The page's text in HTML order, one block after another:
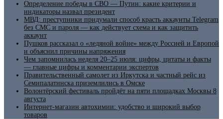
Определение победы в СВО — Путин: какие критерии и
индикаторы назвал президент
МВД: преступники придумали способ красть аккаунты Telegram
без СМС и пароля — как действует схема и как защитить
аккаунт
Пушков рассказал о «ледяной войне» между Россией и Европой
и объяснил причины напряжения
Чем запомнилась неделя 20–25 июля: цифры, цитаты и факты
— главные цифры и комментарии экспертов
Правительственный самолет из Иркутска и частный рейс из
Семипалатинска приземлились в Омске
Волонтёрский фестиваль пройдёт на пяти площадках Москвы 8
августа
Интернет-магазин автохимии: удобство и широкий выбор
товаров